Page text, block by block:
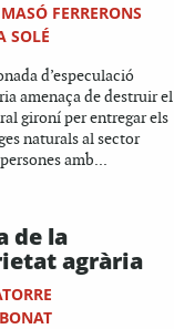
FERRERONS
SOLÉ
d’especulació
amenaça de destruir el
gironí per entregar els
naturals al sector
amb...
de la
agrària